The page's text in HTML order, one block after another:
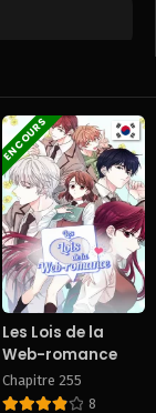
EN COURS
Les Lois de la
Web-romance
Chapitre 255
8